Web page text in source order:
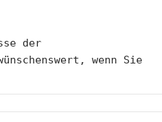
der
wenn Sie